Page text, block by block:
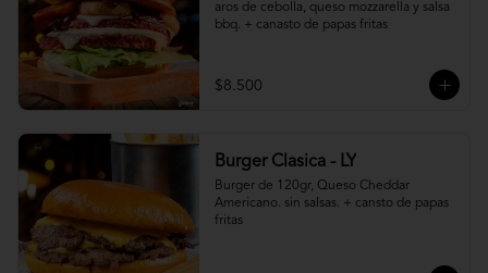
aros de cebolla, queso mozzarella y salsa
bbq. + canasto de papas fritas
$8.500
Burger Clasica - LY
Burger de 120gr, Queso Cheddar
Americano. sin salsas. + cansto de papas
fritas